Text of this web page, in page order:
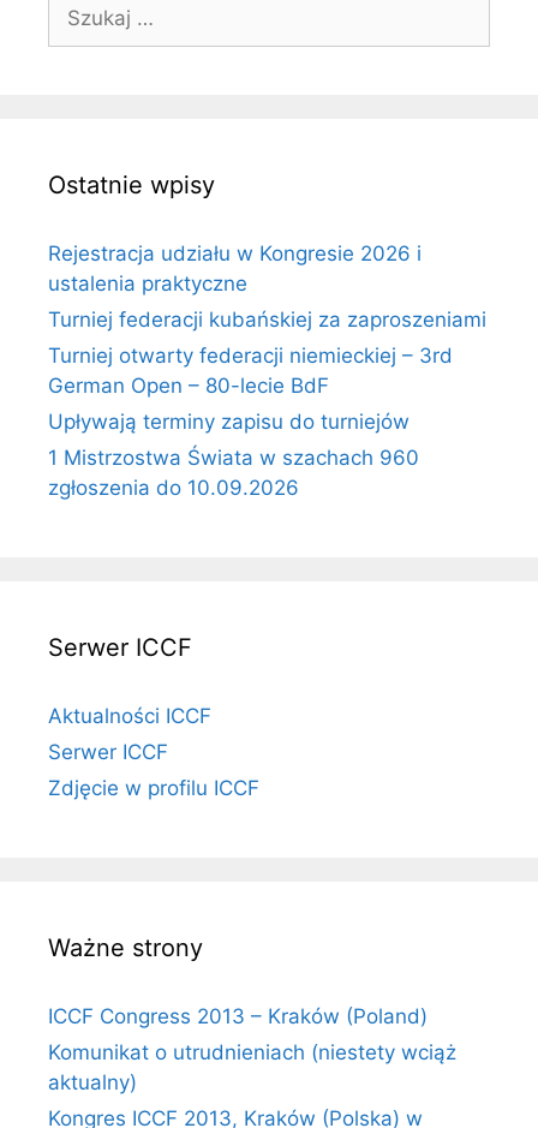
Ostatnie wpisy
Rejestracja udziału w Kongresie 2026 i
ustalenia praktyczne
Turniej federacji kubańskiej za zaproszeniami
Turniej otwarty federacji niemieckiej – 3rd
German Open – 80-lecie BdF
Upływają terminy zapisu do turniejów
1 Mistrzostwa Świata w szachach 960
zgłoszenia do 10.09.2026
Serwer ICCF
Aktualności ICCF
Serwer ICCF
Zdjęcie w profilu ICCF
Ważne strony
ICCF Congress 2013 – Kraków (Poland)
Komunikat o utrudnieniach (niestety wciąż
aktualny)
Kongres ICCF 2013, Kraków (Polska) w